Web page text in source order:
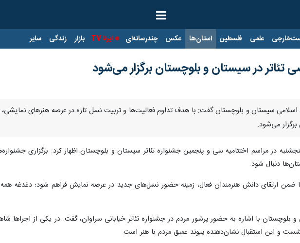
علمی فلسطین استان‌ها عکس چندرسانه‌ای ایرنا TV بازار زندگی سایر
در سیستان و بلوچستان برگزار می‌شود